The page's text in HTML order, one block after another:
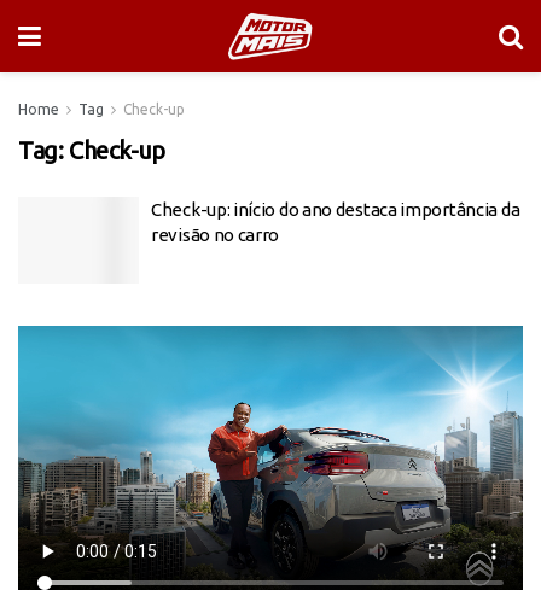
Home Tag Check-up
Tag: Check-up
Check-up: início do ano destaca importância da
revisão no carro